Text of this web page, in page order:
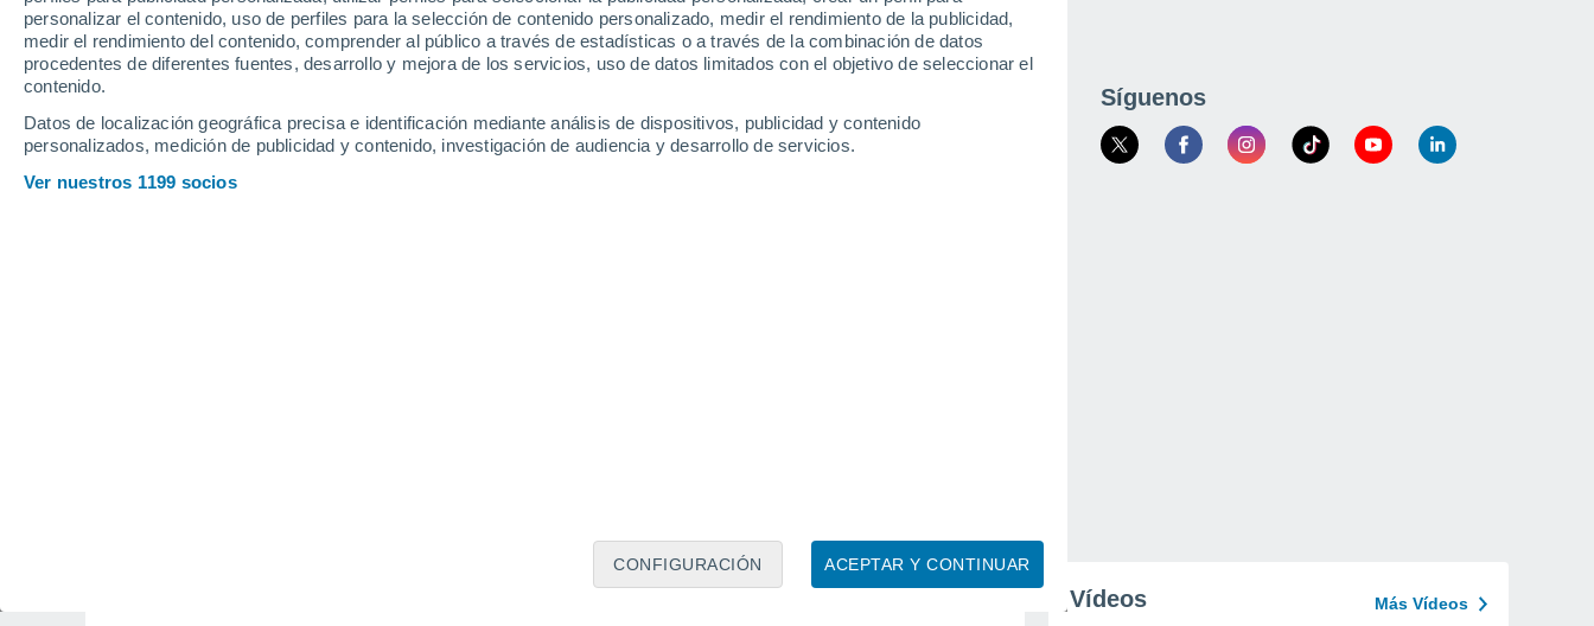
personalizar el contenido, uso de perfiles para la selección de contenido personalizado, medir el rendimiento de la publicidad,
medir el rendimiento del contenido, comprender al público a través de estadísticas o a través de la combinación de datos
procedentes de diferentes fuentes, desarrollo y mejora de los servicios, uso de datos limitados con el objetivo de seleccionar el
contenido.
Datos de localización geográfica precisa e identificación mediante análisis de dispositivos, publicidad y contenido
personalizados, medición de publicidad y contenido, investigación de audiencia y desarrollo de servicios.
Ver nuestros 1199 socios
ACEPTAR Y CONTINUAR
CONFIGURACIÓN
Nurlat
Síguenos
Vídeos Más Vídeos